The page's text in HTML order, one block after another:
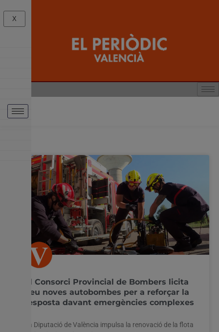
El Consorci Provincial de Bombers licita
deu noves autobombes per a reforçar la
resposta davant emergències complexes
La Diputació de València impulsa la renovació de la flota